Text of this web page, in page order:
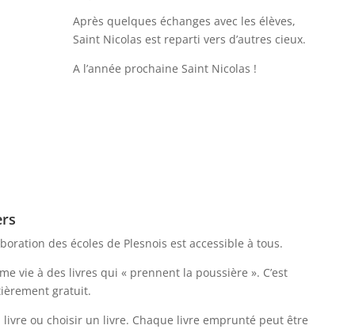
Après quelques échanges avec les élèves,
Saint Nicolas est reparti vers d’autres cieux.
A l’année prochaine Saint Nicolas !
des écoles de Plesnois est accessible à tous.
vie à des livres qui « prennent la poussière ». C’est
gratuit.
ou choisir un livre. Chaque livre emprunté peut être